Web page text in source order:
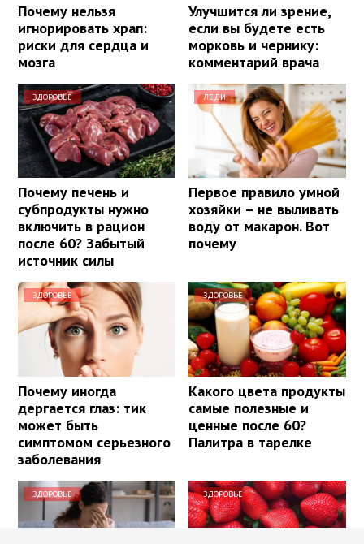
Почему нельзя
игнорировать храп:
риски для сердца и
мозга
Улучшится ли зрение,
если вы будете есть
морковь и чернику:
комментарий врача
ЗДОРОВЬЕ
Почему печень и
субпродукты нужно
включить в рацион
после 60? Забытый
источник силы
ЛЕДИ
Первое правило умной
хозяйки – не выливать
воду от макарон. Вот
почему
ЗДОРОВЬЕ
Почему иногда
дергается глаз: тик
может быть
симптомом серьезного
заболевания
ЗДОРОВЬЕ
Какого цвета продукты
самые полезные и
ценные после 60?
Палитра в тарелке
ЗДОРОВЬЕ ЗДОРОВЬЕ